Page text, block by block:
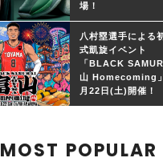
場！
八村塁選手による
式凱旋イベント
「BLACK
山 Homecoming
月22日(土)開催！
MOST POPULAR